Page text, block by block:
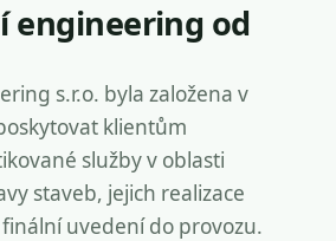
engineering od
s.r.o. byla založena v
klientům
služby v oblasti
staveb, jejich realizace
uvedení do provozu.